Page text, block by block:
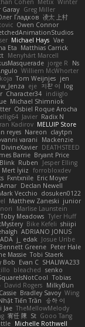
Cohen Metix Winter
Garay Greg Miller
Гладков 凌太 上村
Owen Connor
Michael Hays Vae
Eta Matthias Carrick
Menyhárt Marcell
jorge R
Ns
Williem McWhorter
Tom Weijnjes jen
eje 지환 이 log
Character34 indiiglo
Michael Shimniok
Osbiel Roque Arocha
Javier Radix N
Kadirov MELUIP Store
reyes Nareon claytpn
varani
Mackenzie
DivineXavier DEATHSTEED
Barrie Bryant Price
Ruben
Jesper Elling
Mert İyiiz forrobloxdev
Fxntxnile Eric Moyer
Amar Declan Newell
Vecchio dosuken0122
Matthew Zaneski junior
nori
Marlise Launstein
Toby Meadows Tyler Huff
Bike Kefeli shiipi
ADRIANO JONUS
j_ edak Josue Uribe
Bennett Greene Peter Hale
Massie Tobi Staerk
Bob Evan C SHALIWA233
bleached senko
Tobias
David Rogers MilkyBun
Cassie Bradley Savoy Wing
Tiến Trần 승하 이
Jae TheMellowMelody
宥任 陳 St Gooo Tang
Michelle Rothwell